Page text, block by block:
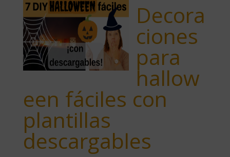
Decora
ciones
para
hallow
een fáciles con
plantillas
descargables